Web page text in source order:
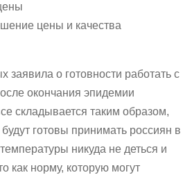
цены и качества
заявила о готовности работать с
окончания эпидемии
складывается таким образом,
готовы принимать россиян в
никуда не деться и
как норму, которую могут